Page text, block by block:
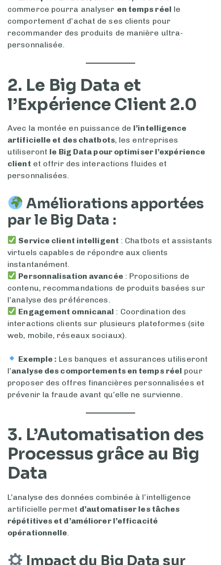
commerce pourra analyser en temps réel le
comportement d’achat de ses clients pour
recommander des produits de manière ultra-
personnalisée.
2. Le Big Data et
l’Expérience Client 2.0
Avec la montée en puissance de l’intelligence
artificielle et des chatbots, les entreprises
utiliseront le Big Data pour optimiser l’expérience
client et offrir des interactions fluides et
personnalisées.
Améliorations apportées
par le Big Data :
Service client intelligent : Chatbots et assistants
virtuels capables de répondre aux clients
instantanément.
Personnalisation avancée : Propositions de
contenu, recommandations de produits basées sur
l’analyse des préférences.
Engagement omnicanal : Coordination des
interactions clients sur plusieurs plateformes (site
web, mobile, réseaux sociaux).
Exemple : Les banques et assurances utiliseront
l’analyse des comportements en temps réel pour
proposer des offres financières personnalisées et
prévenir la fraude avant qu’elle ne survienne.
3. L’Automatisation des
Processus grâce au Big
Data
L’analyse des données combinée à l’intelligence
artificielle permet d’automatiser les tâches
répétitives et d’améliorer l’efficacité
opérationnelle.
Impact du Big Data sur